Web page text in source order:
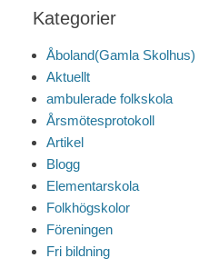
Kategorier
Åboland(Gamla Skolhus)
Aktuellt
ambulerade folkskola
Årsmötesprotokoll
Artikel
Blogg
Elementarskola
Folkhögskolor
Föreningen
Fri bildning